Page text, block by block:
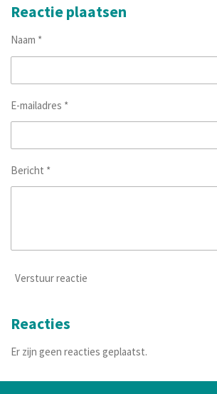
e
n
l
r
e
e
n
Reactie plaatsen
Naam *
E-mailadres *
Bericht *
Verstuur reactie
Reacties
Er zijn geen reacties geplaatst.